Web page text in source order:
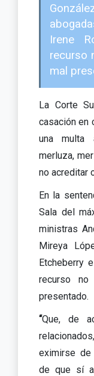
Irene
recurso
mal
La Corte
casación en
una multa
merluza,
no acreditar
En la
Sala del
ministras
Mireya
Etcheberry
recurso
presentado.
“Que, de
eximirse
de que sí